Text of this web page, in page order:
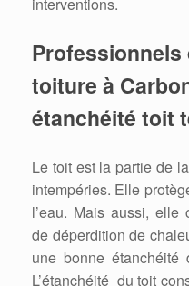
Professionnels
toiture à
étanchéité toit
Le toit est la partie de
intempéries. Elle
l’eau. Mais aussi, elle
de déperdition de
une bonne étanchéité
L’étanchéité du toit